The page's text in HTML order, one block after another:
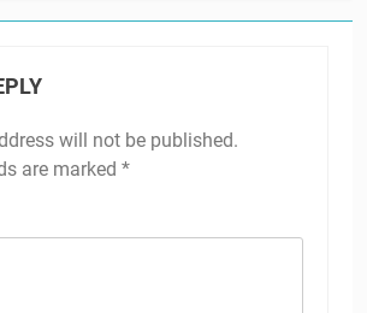
will not be published.
are marked *